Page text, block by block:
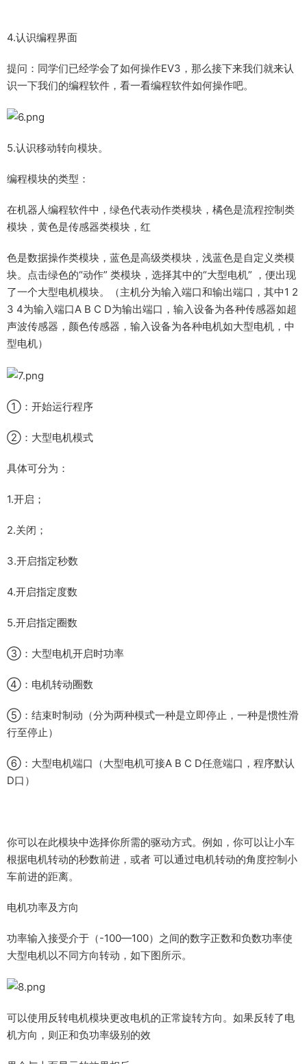
4.认识编程界面
提问：同学们已经学会了如何操作EV3，那么接下来我们就来认
识一下我们的编程软件，看一看编程软件如何操作吧。
5.认识移动转向模块。
编程模块的类型：
在机器人编程软件中，绿色代表动作类模块，橘色是流程控制类
模块，黄色是传感器类模块，红
色是数据操作类模块，蓝色是高级类模块，浅蓝色是自定义类模
块。点击绿色的“动作” 类模块，选择其中的“大型电机” ，便出现
了一个大型电机模块。（主机分为输入端口和输出端口，其中1 2
3 4为输入端口A B C D为输出端口，输入设备为各种传感器如超
声波传感器，颜色传感器，输入设备为各种电机如大型电机，中
型电机）
①：开始运行程序
②：大型电机模式
具体可分为：
1.开启；
2.关闭；
3.开启指定秒数
4.开启指定度数
5.开启指定圈数
③：大型电机开启时功率
④：电机转动圈数
⑤：结束时制动（分为两种模式一种是立即停止，一种是惯性滑
行至停止）
⑥：大型电机端口（大型电机可接A B C D任意端口，程序默认
D口）
你可以在此模块中选择你所需的驱动方式。例如，你可以让小车
根据电机转动的秒数前进，或者 可以通过电机转动的角度控制小
车前进的距离。
电机功率及方向
功率输入接受介于（-100—100）之间的数字正数和负数功率使
大型电机以不同方向转动，如下图所示。
可以使用反转电机模块更改电机的正常旋转方向。如果反转了电
机方向，则正和负功率级别的效